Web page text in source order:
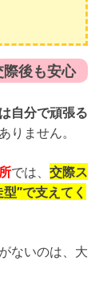
後も安心
自分で頑張る
りません。
では、 交際ス
”で支えてく
ないのは、大